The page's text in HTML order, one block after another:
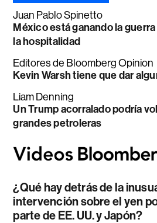
Juan Pablo Spinetto
México está ganando la
la hospitalidad
Editores de Bloomberg Opinion
Kevin Warsh tiene que dar
Liam Denning
Un Trump acorralado podría
grandes petroleras
¿Qué hay detrás de la
intervención sobre el yen
parte de EE. UU. y Japón?